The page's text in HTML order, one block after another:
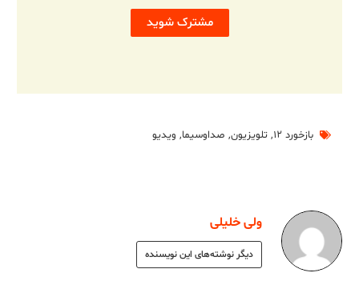
مشترک شوید
بازخورد ۱۲ , تلویزیون, صداوسیما, ویدیو
ولی خلیلی
دیگر نوشته‌های این نویسنده